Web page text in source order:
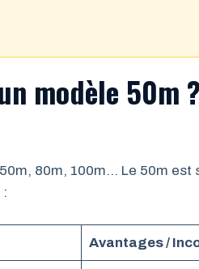
modèle 50m
80m, 100m… Le 50m est
:
Avantages /